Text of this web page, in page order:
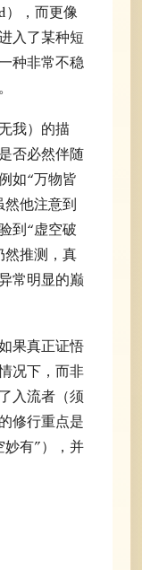
，而更像
入了某种短
种非常不稳
我）的描
否必然伴随
如“万物皆
他注意到
到“虚空破
然推测，真
常明显的巅
果真正证悟
况下，而非
入流者（须
修行重点是
妙有”），并